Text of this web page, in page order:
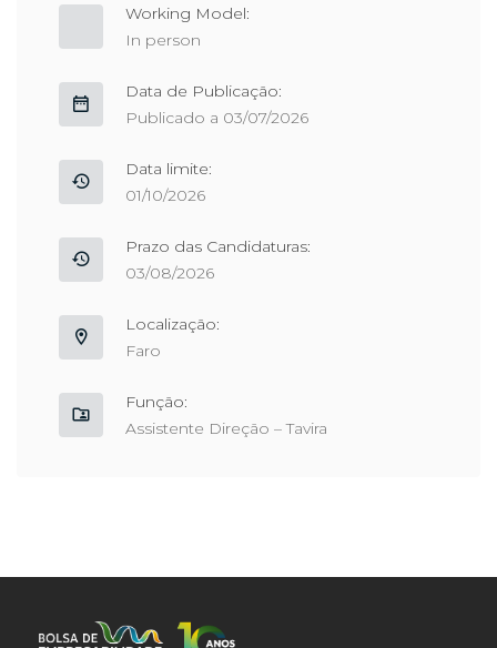
Working Model:
In person
Data de Publicação:
Publicado a 03/07/2026
Data limite:
01/10/2026
Prazo das Candidaturas:
03/08/2026
Localização:
Faro
Função:
Assistente Direção – Tavira